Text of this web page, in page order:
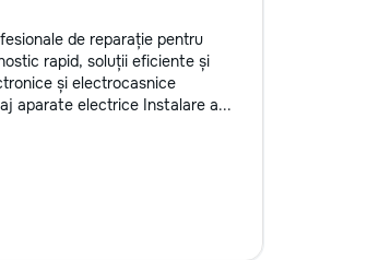
de reparație pentru
rapid, soluții eficiente și
și electrocasnice
aparate electrice Instalare a...